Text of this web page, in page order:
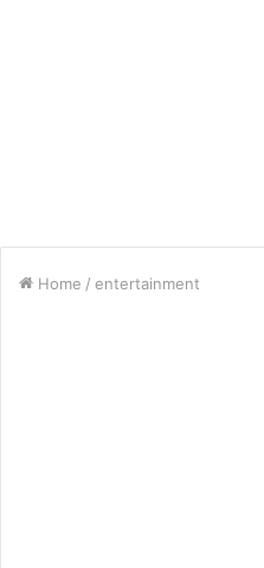
Home / entertainment